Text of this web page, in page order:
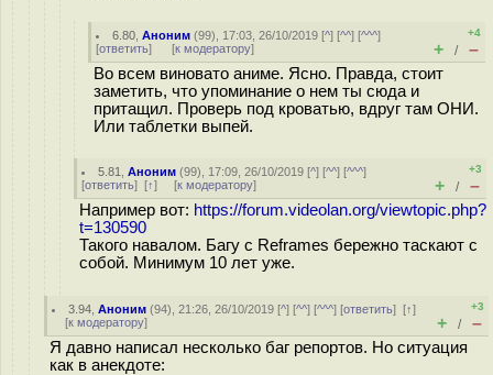
6.80 ,Аноним (99), 17:03, 26/10/2019 [^] [^^] [^^^]
[ответить] [к модератору]
+4
+ / –
Во всем виновато аниме. Ясно. Правда, стоит
заметить, что упоминание о нем ты сюда и
притащил. Проверь под кроватью, вдруг там ОНИ.
Или таблетки выпей.
5.81 ,Аноним (99), 17:09, 26/10/2019 [^] [^^] [^^^]
[ответить] [↑] [к модератору]
+3
+ / –
Например вот: https://forum.videolan.org/viewtopic.php?
t=130590
Такого навалом. Багу с Reframes бережно таскают с
собой. Минимум 10 лет уже.
3.94 ,Аноним (94), 21:26, 26/10/2019 [^] [^^] [^^^] [ответить][↑]
[к модератору]
+3
+ / –
Я давно написал несколько баг репортов. Но ситуация
как в анекдоте: